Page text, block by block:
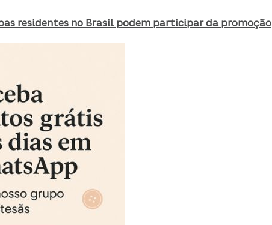
residentes no Brasil podem participar da promoção